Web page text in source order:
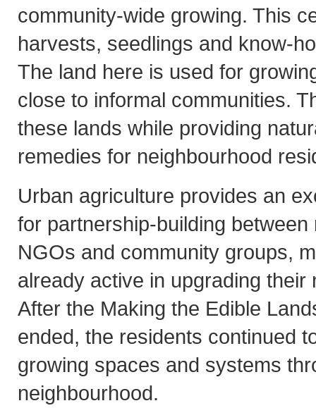
community-wide growing. This
harvests, seedlings and know-
The land here is used for
close to informal communities.
these lands while providing
remedies for neighbourhood
Urban agriculture provides an
for partnership-building between
NGOs and community groups,
already active in upgrading their
After the Making the Edible
ended, the residents continued
growing spaces and systems
neighbourhood.